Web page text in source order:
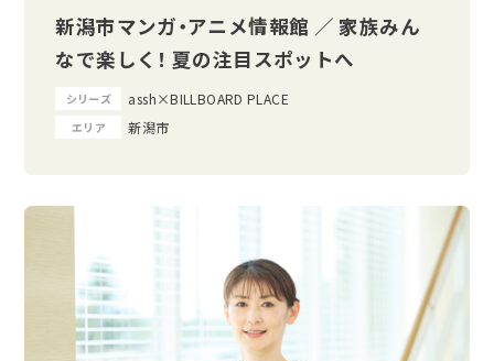
新潟市マンガ・アニメ情報館 ／ 家族みん
なで楽しく！ 夏の注目スポットへ
シリーズ assh×BILLBOARD PLACE
エリア 新潟市